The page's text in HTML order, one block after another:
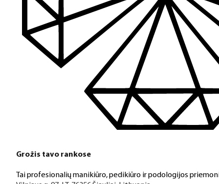
Grožis tavo rankose
Tai profesionalių manikiūro, pedikiūro ir podologijos